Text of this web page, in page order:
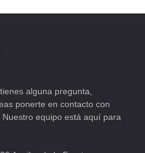
alguna pregunta,
ponerte en contacto con
equipo está aquí para